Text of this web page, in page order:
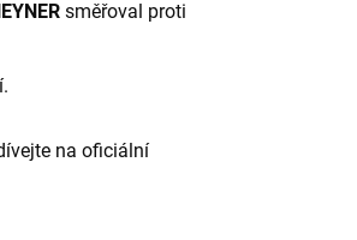
směřoval proti
na oficiální